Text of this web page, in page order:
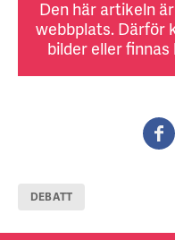
Den här artikeln
webbplats. Därför
bilder eller
DEBATT